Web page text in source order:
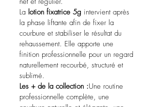
La lotion fixatrice 5g intervient après
la phase liftante afin de fixer la
courbure et stabiliser le résultat du
rehaussement. Elle apporte une
finition professionnelle pour un regard
naturellement recourbé, structuré et
sublimé.
Les + de la collection :Une routine
professionnelle complète, une